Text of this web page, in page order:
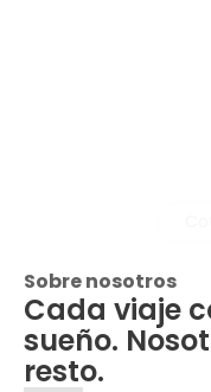
Sobre nosotros
Cada viaje
sueño.
resto.